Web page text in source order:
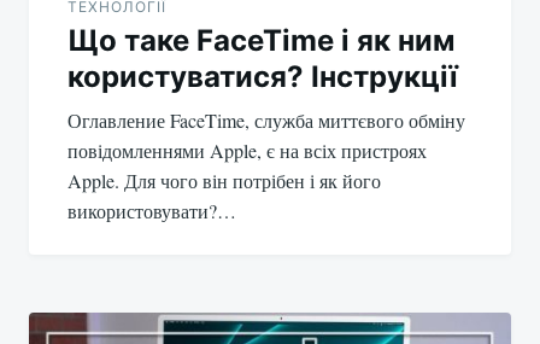
ТЕХНОЛОГІЇ
Що таке FaceTime і як ним
користуватися? Інструкції
Оглавление FaceTime, служба миттєвого обміну
повідомленнями Apple, є на всіх пристроях
Apple. Для чого він потрібен і як його
використовувати?…